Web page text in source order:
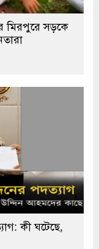
মিরপুরে সড়কে
কী ঘটেছে,